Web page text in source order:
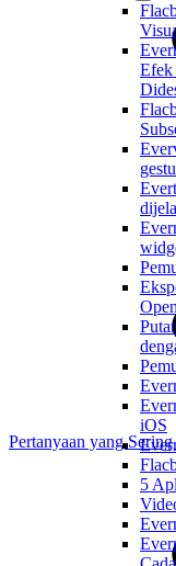
Efek
iOS
5
Pertanyaan yang